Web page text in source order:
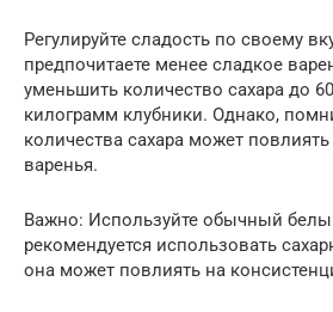
Регулируйте сладость по своему
предпочитаете менее сладкое
уменьшить количество сахара до
килограмм клубники. Однако,
количества сахара может
варенья.
Важно: Используйте обычный
рекомендуется использовать
она может повлиять на